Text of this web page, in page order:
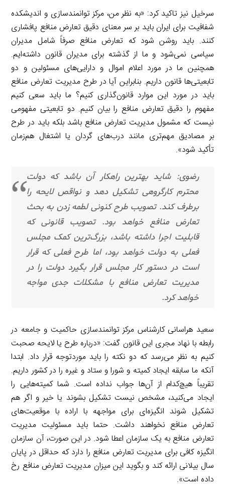
سرخیل نیز تاکید کرد: «به نظر من، مرکز توانمندسازی و اندیشکده
شفافیت برای ایران باید بر سر معنای دقیق تعارض منافع پافشاری
کنند. باید روشن شود که تعارض منافع صرفاً شامل مدیران
سیاسی نمی‌شود و ما از گذشته برای مدیران قانون داشته‌ایم.
همچنین ما در مورد اعلام اموال و دارایی‌های مسئولین و دو
تابعیتی‌ها قانون داریم. بنابراین آیا در طرح مدیریت تعارض منافع
باید در مورد این موارد قانون‌گذاری کنیم؟ ما باید سعی کنیم
مفهوم را دقیق تعارض منافع را بیان کنیم. دو تابعیتی مفهومی
نیست که مشمول مدیریت تعارض منافع باشد بلکه باید در طرح
بر مصادیق مهم‌تری مانند درب‌های گردان یا اشتغال هم‌زمان
تأکید شود».
رضوی: شاید بهترین راهکار آن باشد که دولت
محترم کارگروهی تشکیل دهد و نواقص لایحه را
برطرف کند. تصویب طرح کنونی لطمه زدن به بحث
تعارض منافع خواهد بود. تصویب قانونی که
قابلیت اجرا داشته باشد، بزرگ‌ترین کمک مجلس
فعلی به دولت خواهد بود، اما طرح فعلی که قرار
است در دستور کار مجلس قرار بگیرد دولت را در
مدیریت تعارض منافع با مشکلات جدی مواجه
خواهد کرد.
سعید هراسانی کارشناس مرکز توانمندسازی حاکمیت و جامعه در
رابطه با نهاد مجری این قانون گفت: «درباره طرح یا لایحه صحبت
کنیم به نظر می‌رسد که دو نکته را باید موردتوجه قرار داد. ابتدا
آنکه ما سابقه ایجاد کمیته و شورا و ستاد و غیره را در کشور داریم.
تقریباً هیچ‌کدام از آن‌ها جواب نداده است. شما کمیته‌هایی را
ایجاد می‌کنید، مشخص نیست تشکیل بشوند یا خیر و اگر هم
تشکیل شوند انگیزه‌ای برای مواجهه با اراده با موقعیت‌های
تعارض منافع نخواهند داشت. حتما باید مسئولیت مدیریت
تعارض منافع به یک سازمان اعطا شود. در این صورت، آن سازمان
انگیزه کافی برای مدیریت تعارض منافع را دارد که حداقل در پایان
سال بیلانی ارائه کند و بگوید این میزان مدیریت تعارض منافع رخ
داده است».